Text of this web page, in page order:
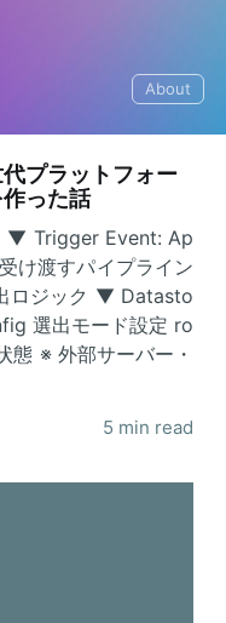
About
プラットフォー
った話
▼ Trigger Event: Ap
け渡すパイプライン
ロジック ▼ Datasto
選出モード設定 ro
態 ※ 外部サーバー・
5 min read